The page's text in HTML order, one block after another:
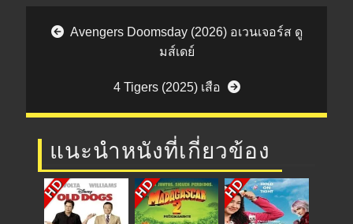
Post navigation
Avengers Doomsday (2026) อเวนเจอร์ส ดู
มส์เดย์
4 Tigers (2025) เสือ
แนะนำหนังที่เกี่ยวข้อง
HD HD HD